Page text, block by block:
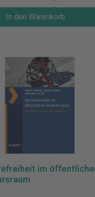
In den Warenkorb
im